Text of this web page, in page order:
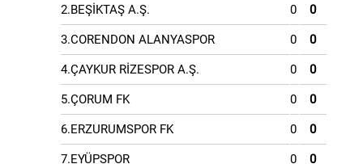
2.BEŞİKTAŞ A.Ş. 0 0
3.CORENDON ALANYASPOR 0 0
4.ÇAYKUR RİZESPOR A.Ş. 0 0
5.ÇORUM FK 0 0
6.ERZURUMSPOR FK 0 0
7.EYÜPSPOR 0 0